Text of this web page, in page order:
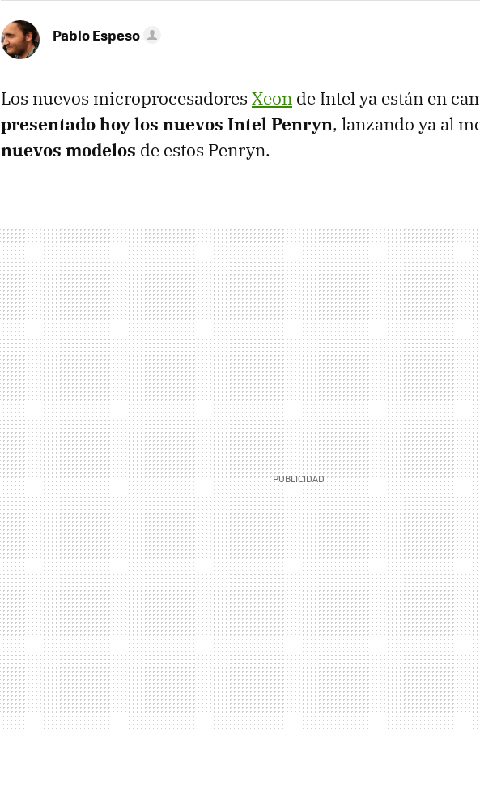
Pablo Espeso
Los nuevos microprocesadores Xeon de Intel ya están en
presentado hoy los nuevos Intel Penryn, lanzando ya al
nuevos modelos de estos Penryn.